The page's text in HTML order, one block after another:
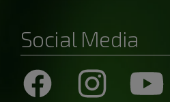
Social Media